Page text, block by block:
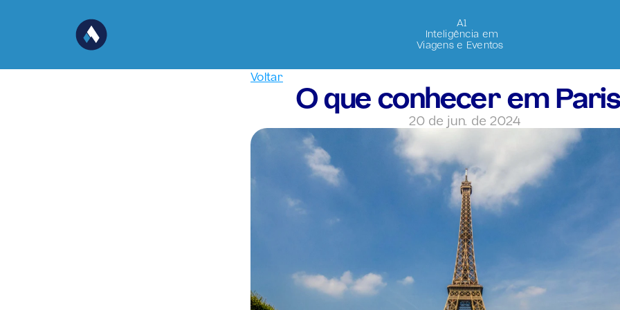
A1
Inteligência em
Viagens e Eventos
Voltar
O que conhecer em
20 de jun. de 2024